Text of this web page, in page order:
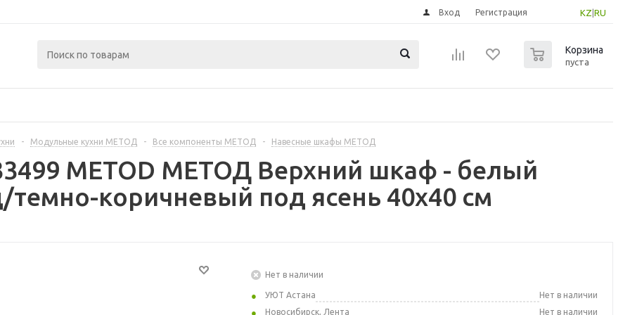
KZ RU
Вход Регистрация
Корзина
пуста
- Модульные кухни МЕТОД - Все компоненты МЕТОД - Навесные шкафы МЕТОД
METOD МЕТОД Верхний шкаф - белый
темно-коричневый под ясень 40x40 см
Нет в наличии
УЮТ Астана
Нет в наличии
Новосибирск, Лента
Нет в наличии